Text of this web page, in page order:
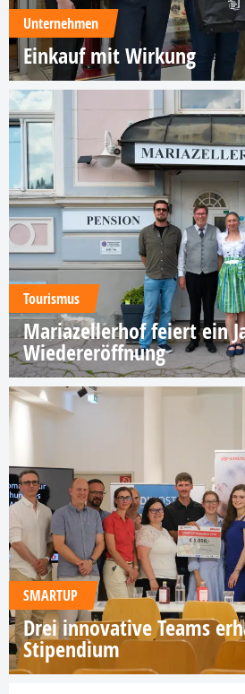
Unternehmen
Einkauf mit Wirkung
Tourismus
Mariazellerhof feiert ein
Wiedereröffnung
SMARTUP
Drei innovative Teams
Stipendium